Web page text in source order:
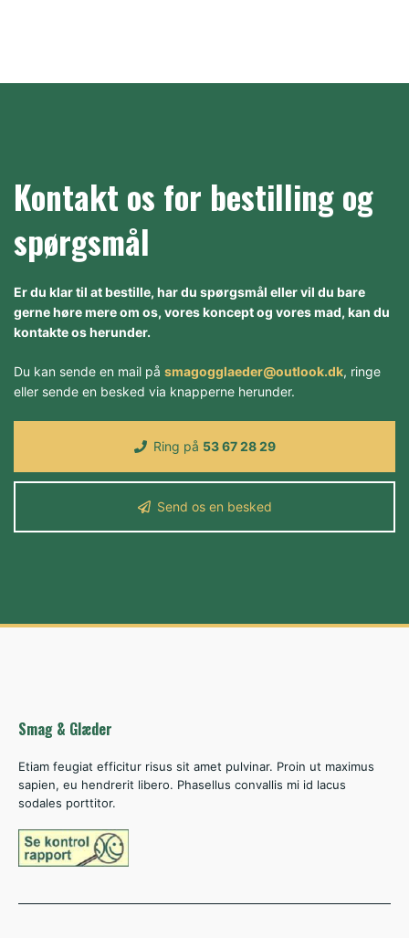
Kontakt os for bestilling og
spørgsmål
Er du klar til at bestille, har du spørgsmål eller vil du bare
gerne høre mere om os, vores koncept og vores mad, kan du
kontakte os herunder.
Du kan sende en mail på smagogglaeder@outlook.dk, ringe
eller sende en besked via knapperne herunder.
Ring på 53 67 28 29
Send os en besked
Smag & Glæder
Etiam feugiat efficitur risus sit amet pulvinar. Proin ut maximus
sapien, eu hendrerit libero. Phasellus convallis mi id lacus
sodales porttitor.